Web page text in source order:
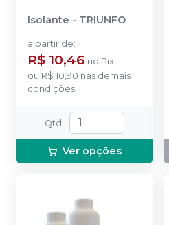
Isolante - TRIUNFO
a partir de:
R$ 10,46 no Pix
ou R$ 10,90 nas demais
condições
Qtd:
Ver opções